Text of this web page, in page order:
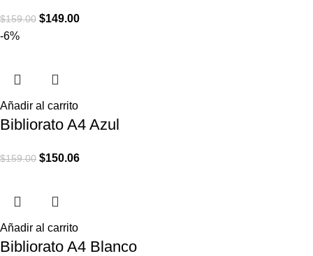
$159.00 $149.00
-6%
Añadir al carrito
Bibliorato A4 Azul
$159.00 $150.06
Añadir al carrito
Bibliorato A4 Blanco